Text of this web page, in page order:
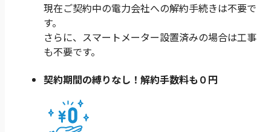
現在ご契約中の電力会社への解約手続きは不要で
す。
さらに、スマートメーター設置済みの場合は工事
も不要です。
契約期間の縛りなし！ 解約手数料も０円